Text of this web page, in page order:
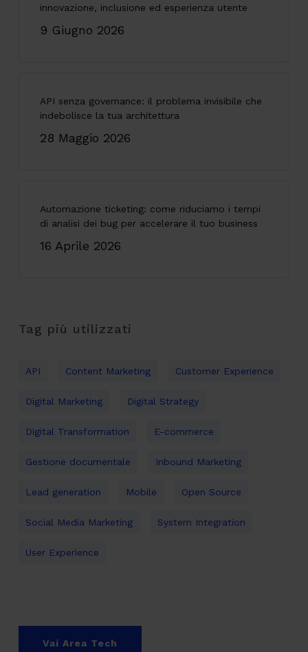
innovazione, inclusione ed esperienza utente
9 Giugno 2026
API senza governance: il problema invisibile che
indebolisce la tua architettura
28 Maggio 2026
Automazione ticketing: come riduciamo i tempi
di analisi dei bug per accelerare il tuo business
16 Aprile 2026
Tag più utilizzati
API Content Marketing Customer Experience
Digital Marketing Digital Strategy
Digital Transformation E-commerce
Gestione documentale Inbound Marketing
Lead generation Mobile Open Source
Social Media Marketing System Integration
User Experience
Vai Area Tech